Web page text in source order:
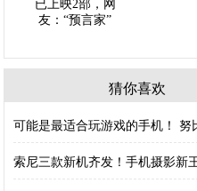
猜你喜欢
可能是最适合玩游戏的手机！ 努
索尼三款新机齐发！手机摄影新